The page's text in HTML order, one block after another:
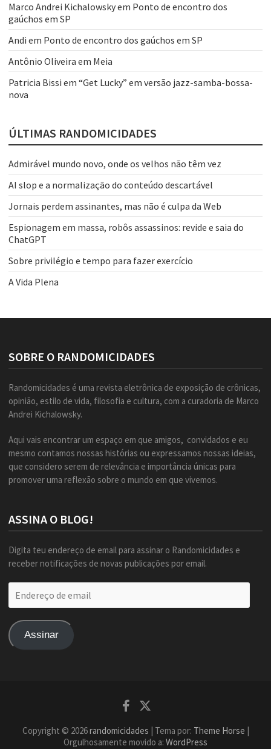
Marco Andrei Kichalowskyem Ponto de encontro dos
gaúchos em SP
Andi em Ponto de encontro dos gaúchos em SP
Antônio Oliveira em Meia
Patricia Bissi em “Get Lucky” em versão jazz-samba-bossa-
nova
ÚLTIMAS RANDOMICIDADES
Admirável mundo novo, onde os velhos não têm vez
AI slop e a normalização do conteúdo descartável
Jornais perdem assinantes, mas não é culpa da Web
Espionagem em massa, robôs assassinos: revide e saia do
ChatGPT
Sobre privilégio e tempo para fazer exercício
A Vida Plena
SOBRE O RANDOMICIDADES
Randomicidades é uma revista eletrônica de exposição de crônicas,
opinião, estilo de vida, filosofia e cultura, com a curadoria de Marco
Andrei Kichalowsky.
Aqui vais encontrar um espaço em que amigos, convidados e eu
mesmo contamos nossas histórias ou expressamos nossas ideias,
que considero serem de relevância e importância únicas para
promover uma reflexão sobre o mundo em que vivemos.
ASSINA O BLOG!
Digita teu endereço de email para assinar o Randomicidades e
receber notificações de novas publicações por email.
de
Assinar
Facebook
Copyright © 2026randomicidades | Tema por: Theme Horse |
Orgulhosamente movido a: WordPress